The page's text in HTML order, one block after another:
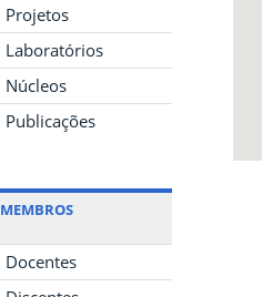
Projetos
Laboratórios
Núcleos
Publicações
MEMBROS
Docentes